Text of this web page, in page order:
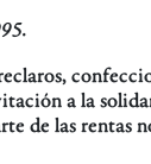
a la
de las rentas